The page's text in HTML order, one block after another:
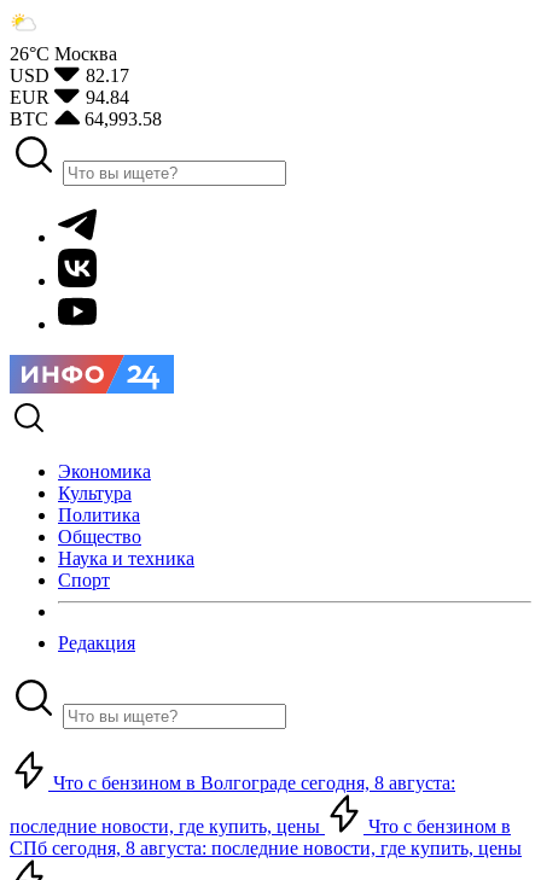
26°С Москва
USD
82.17
EUR
94.84
BTC
64,993.58
Экономика
Культура
Политика
Общество
Наука и техника
Спорт
Редакция
Что с бензином в Волгограде сегодня, 8 августа:
последние новости, где купить, цены
Что с бензином в
СПб сегодня, 8 августа: последние новости, где купить, цены